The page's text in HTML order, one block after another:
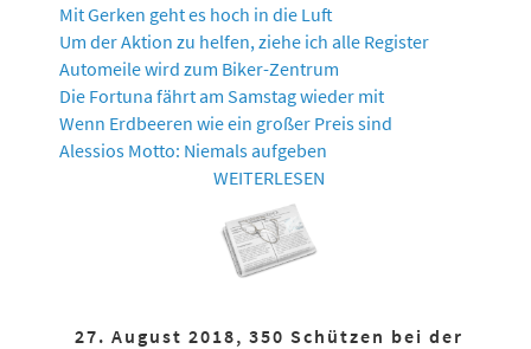
Mit Gerken geht es hoch in die Luft
Um der Aktion zu helfen, ziehe ich alle Register
Automeile wird zum Biker-Zentrum
Die Fortuna fährt am Samstag wieder mit
Wenn Erdbeeren wie ein großer Preis sind
Alessios Motto: Niemals aufgeben
WEITERLESEN
27. August 2018, 350 Schützen bei der